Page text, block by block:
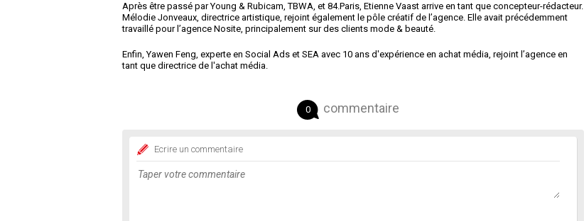
Après être passé par Young & Rubicam, TBWA, et 84.Paris, Etienne Vaast arrive en tant que concepteur-rédacteur.
Mélodie Jonveaux, directrice artistique, rejoint également le pôle créatif de l’agence. Elle avait précédemment
travaillé pour l’agence Nosite, principalement sur des clients mode & beauté.
Enfin, Yawen Feng, experte en Social Ads et SEA avec 10 ans d'expérience en achat média, rejoint l’agence en
tant que directrice de l'achat média.
0 commentaire
Ecrire un commentaire